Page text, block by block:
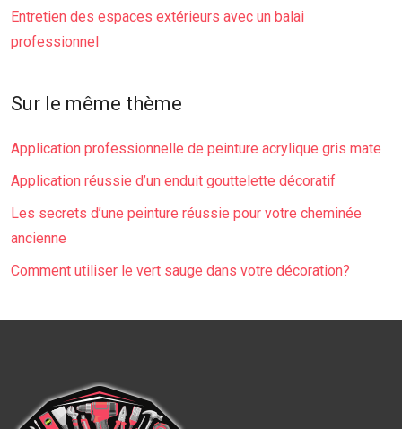
Entretien des espaces extérieurs avec un balai
professionnel
Sur le même thème
Application professionnelle de peinture acrylique gris mate
Application réussie d’un enduit gouttelette décoratif
Les secrets d’une peinture réussie pour votre cheminée
ancienne
Comment utiliser le vert sauge dans votre décoration?